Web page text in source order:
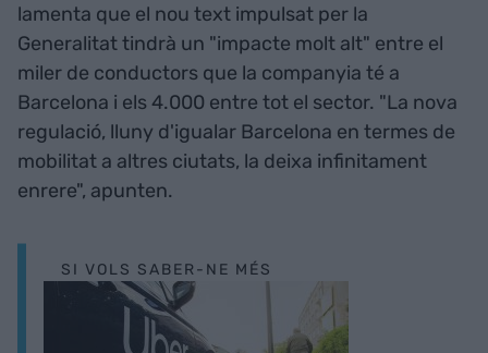
lamenta que el nou text impulsat per la
Generalitat tindrà un "impacte molt alt" entre el
miler de conductors que la companyia té a
Barcelona i els 4.000 entre tot el sector. "La nova
regulació, lluny d'igualar Barcelona en termes de
mobilitat a altres ciutats, la deixa infinitament
enrere", apunten.
SI VOLS SABER-NE MÉS